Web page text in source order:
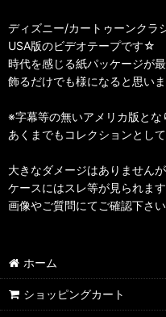
ディズニー/カートゥーンクラ
USA版のビデオテープです☆
時代を感じる紙パッケージが
飾るだけでも様になると思い
※字幕等の無いアメリカ版とな
あくまでもコレクションとして
大きなダメージはありませんが
ケースにはスレ等が見られます
画像やご質問にてご確認下さい
ホーム
ショッピングカート